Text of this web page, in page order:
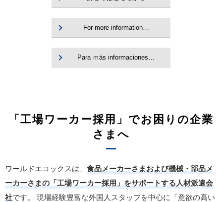
For more information…
Para ｍás informaciones…
「工場ワーカー採用」でお困りの企業
さまへ
ワールドエコックスは、 食品メーカーさまおよび機械・部品メ
ーカーさまの「工場ワーカー採用」をサポートする人材派遣会
社です。
現場経験豊富な外国人スタッフを中心に「意欲の高い